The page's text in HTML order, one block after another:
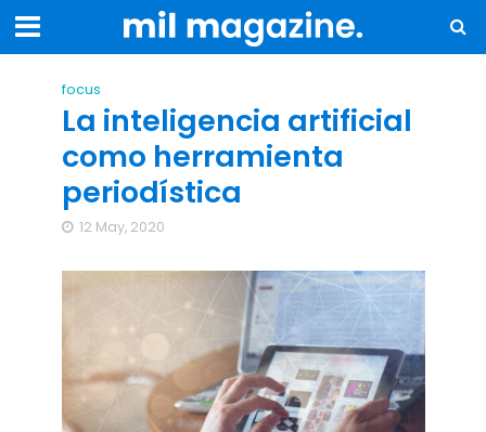
focus
La inteligencia artificial
como herramienta
periodística
12 May, 2020